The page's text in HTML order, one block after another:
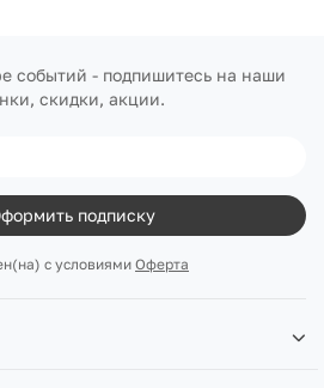
событий - подпишитесь на наши
скидки, акции.
подписку
с условиями Оферта